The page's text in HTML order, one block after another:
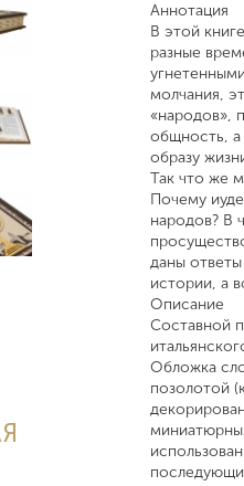
Аннотация
В этой
разные
молчания,
«народов»,
общность,
образу
Так что же
Почему
народов? В
даны
истории, а
Описание
Составной
Обложка
позолотой